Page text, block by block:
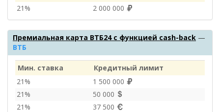
21%
2 000 000
Премиальная карта ВТБ24 с функцией cash-back —
ВТБ
Мин. ставка
Кредитный лимит
21%
1 500 000
21%
50 000
21%
37 500